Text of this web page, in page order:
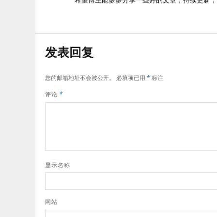
发表回复
您的邮箱地址不会被公开。 必填项已用 *标注
评论 *
显示名称
网站